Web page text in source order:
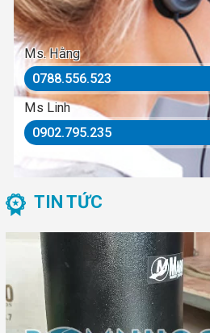
Ms. Hằng
0788.556.523
Ms Linh
0902.795.235
TIN TỨC